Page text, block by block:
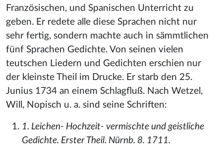
Französischen, und Spanischen Unterricht zu
geben. Er redete alle diese Sprachen nicht nur
sehr fertig, sondern machte auch in sämmtlichen
fünf Sprachen Gedichte. Von seinen vielen
teutschen Liedern und Gedichten erschien nur
der kleinste Theil im Drucke. Er starb den 25.
Junius 1734 an einem Schlagfluß. Nach Wetzel,
Will, Nopisch u. a. sind seine Schriften:
1. Leichen- Hochzeit- vermischte und geistliche
Gedichte. Erster Theil. Nürnb. 8. 1711.